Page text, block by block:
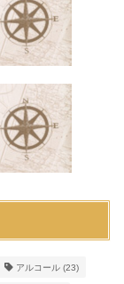
アルコール (23)